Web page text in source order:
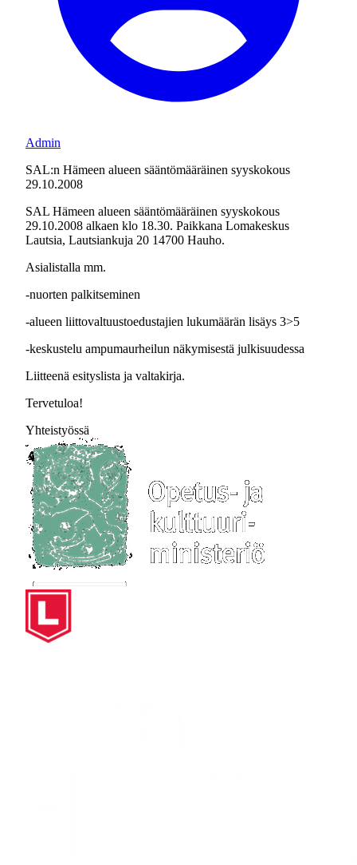
Admin
SAL:n Hämeen alueen sääntömääräinen syyskokous
29.10.2008
SAL Hämeen alueen sääntömääräinen syyskokous
29.10.2008 alkaen klo 18.30. Paikkana Lomakeskus
Lautsia, Lautsiankuja 20 14700 Hauho.
Asialistalla mm.
-nuorten palkitseminen
-alueen liittovaltuustoedustajien lukumäärän lisäys 3>5
-keskustelu ampumaurheilun näkymisestä julkisuudessa
Liitteenä esityslista ja valtakirja.
Tervetuloa!
Yhteistyössä